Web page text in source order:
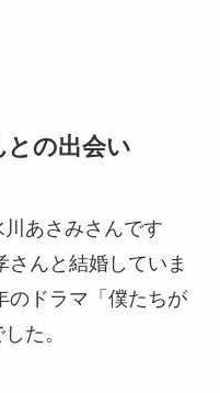
との出会い
あさみさんです
さんと結婚していま
のドラマ「僕たちが
た。